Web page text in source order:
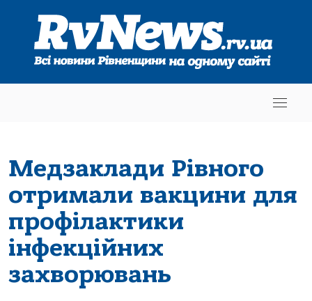
Медзаклади Рівного
отримали вакцини для
профілактики
інфекційних
захворювань